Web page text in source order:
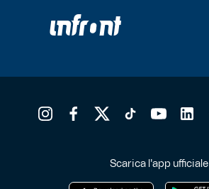
Scarica l'app ufficiale